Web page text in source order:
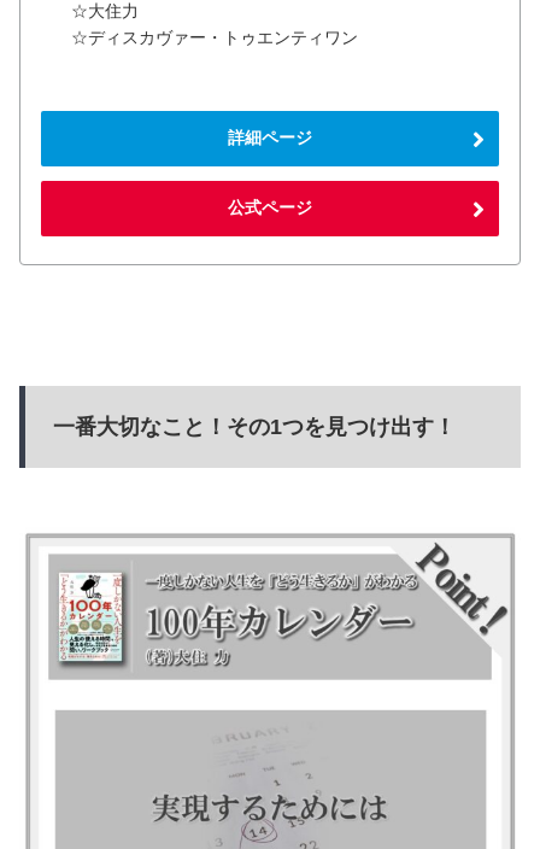
☆大住力
☆ディスカヴァー・トゥエンティワン
詳細ページ
公式ページ
一番大切なこと！その1つを見つけ出す！